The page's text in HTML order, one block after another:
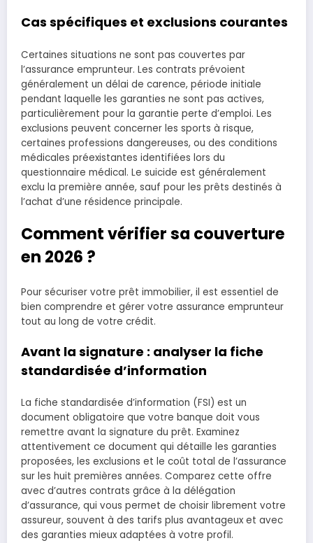
Cas spécifiques et exclusions courantes
Certaines situations ne sont pas couvertes par
l’assurance emprunteur. Les contrats prévoient
généralement un délai de carence, période initiale
pendant laquelle les garanties ne sont pas actives,
particulièrement pour la garantie perte d’emploi. Les
exclusions peuvent concerner les sports à risque,
certaines professions dangereuses, ou des conditions
médicales préexistantes identifiées lors du
questionnaire médical. Le suicide est généralement
exclu la première année, sauf pour les prêts destinés à
l’achat d’une résidence principale.
Comment vérifier sa couverture
en 2026 ?
Pour sécuriser votre prêt immobilier, il est essentiel de
bien comprendre et gérer votre assurance emprunteur
tout au long de votre crédit.
Avant la signature : analyser la fiche
standardisée d’information
La fiche standardisée d’information (FSI) est un
document obligatoire que votre banque doit vous
remettre avant la signature du prêt. Examinez
attentivement ce document qui détaille les garanties
proposées, les exclusions et le coût total de l’assurance
sur les huit premières années. Comparez cette offre
avec d’autres contrats grâce à la délégation
d’assurance, qui vous permet de choisir librement votre
assureur, souvent à des tarifs plus avantageux et avec
des garanties mieux adaptées à votre profil.